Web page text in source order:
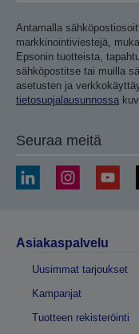
Antamalla
markkinointiviestejä,
Epsonin tuotteista,
sähköpostitse tai muilla
asetusten ja
tietosuojalausunnossa
Seuraa meitä
Asiakaspalvelu
Uusimmat tarjoukset
Kampanjat
Tuotteen rekisteröinti